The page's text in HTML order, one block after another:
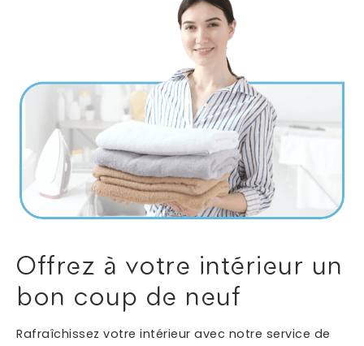
Offrez à votre intérieur un
bon coup de neuf
Rafraîchissez votre intérieur avec notre service de
Jardinage
Petits travaux de bricolage
Autres services
Informations supplémentaires du besoin